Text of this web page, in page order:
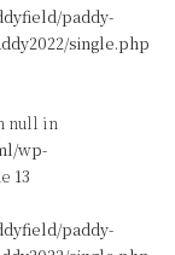
paddy-
single.php
null in
wp-
13
paddy-